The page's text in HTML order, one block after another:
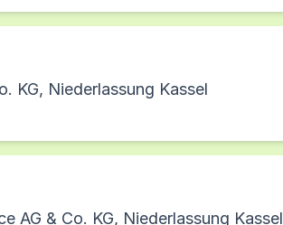
KG, Niederlassung Kassel
AG & Co. KG, Niederlassung Kassel